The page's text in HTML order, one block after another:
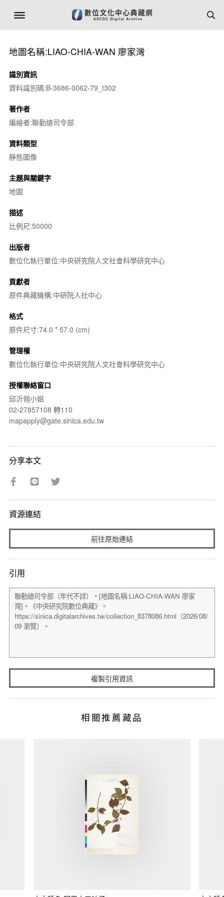
地圖名稱:LIAO-CHIA-WAN 廖家灣
識別資訊
資料識別碼:B-3686-0062-79_t302
著作者
編繪者:聯勤總司令部
資料類型
靜態圖像
主題與關鍵字
地圖
描述
比例尺:50000
出版者
數位化執行單位:中央研究院人文社會科學研究中心
貢獻者
原件典藏機構:中研院人社中心
格式
原件尺寸:74.0 * 57.0 (cm)
管理權
數位化執行單位:中央研究院人文社會科學研究中心
授權聯絡窗口
邱沂翎小姐
02-27857108 轉110
mapapply@gate.sinica.edu.tw
分享本文
資源連結
前往原始連結
引用
複製引用資訊
相關推薦藏品